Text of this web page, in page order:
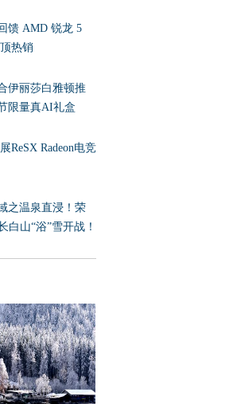
馈 AMD 锐龙 5
热销
伊丽莎白雅顿推
限量真AI礼盒
ReSX Radeon电竞
之温泉直浸！荣
白山“浴”雪开战！